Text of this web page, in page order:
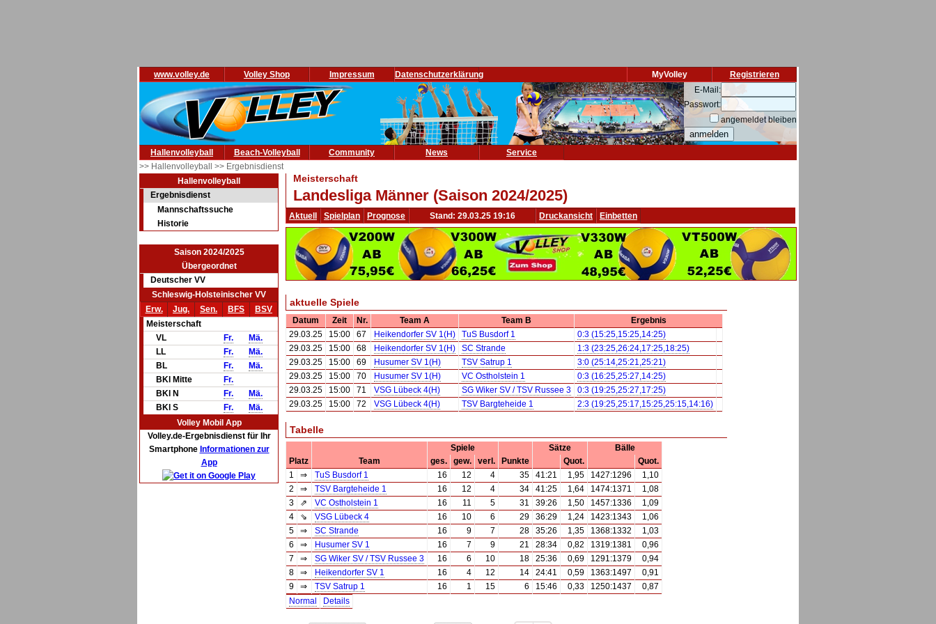
www.volley.de Volley Shop Impressum Datenschutzerklärung Registrieren
MyVolley
E-Mail:
Passwort:
angemeldet bleiben
Hallenvolleyball Beach-Volleyball Community News
Service
>> Hallenvolleyball >> Ergebnisdienst
Hallenvolleyball
Ergebnisdienst
Mannschaftssuche
Historie
Saison 2024/2025
Übergeordnet
Deutscher VV
Schleswig-Holsteinischer VV
Erw.
Jug. Sen. BFS
BSV
Meisterschaft
VL
Fr.
Mä.
LL
Fr.
Mä.
BL
Fr.
Mä.
BKl Mitte
Fr.
BKl N
Fr.
Mä.
BKl S
Fr.
Mä.
Volley Mobil App
Volley.de-Ergebnisdienst für Ihr
Smartphone Informationen zur
App
Meisterschaft
Landesliga Männer (Saison 2024/2025)
Aktuell Spielplan Prognose Stand: 29.03.25 19:16 Druckansicht Einbetten
aktuelle Spiele
Datum Zeit Nr. Team A Team B
Ergebnis
29.03.25
15:00 67 Heikendorfer SV 1(H) TuS Busdorf 1
0:3 (15:25,15:25,14:25)
29.03.25
15:00 68 Heikendorfer SV 1(H) SC Strande
1:3 (23:25,26:24,17:25,18:25)
29.03.25
15:00 69 Husumer SV 1(H) TSV Satrup 1
3:0 (25:14,25:21,25:21)
29.03.25
15:00 70 Husumer SV 1(H) VC Ostholstein 1
0:3 (16:25,25:27,14:25)
29.03.25
15:00 71 VSG Lübeck 4(H) SG Wiker SV / TSV Russee 3
0:3 (19:25,25:27,17:25)
29.03.25
15:00 72 VSG Lübeck 4(H) TSV Bargteheide 1 2:3 (19:25,25:17,15:25,25:15,14:16)
Tabelle
Spiele Sätze
Bälle
Platz
Team ges. gew. verl. Punkte Quot.
Quot.
1
⇒ TuS Busdorf 1 16 12 4 35 41:21 1,95 1427:1296
1,10
2
⇒ TSV Bargteheide 1 16 12 4 34 41:25 1,64 1474:1371
1,08
3
⇗ VC Ostholstein 1 16 11 5 31 39:26 1,50 1457:1336
1,09
4
⇘ VSG Lübeck 4 16 10 6 29 36:29 1,24 1423:1343
1,06
5
⇒ SC Strande 16 9 7 28 35:26 1,35 1368:1332
1,03
6
⇒ Husumer SV 1 16 7 9 21 28:34 0,82 1319:1381
0,96
7
⇒ SG Wiker SV / TSV Russee 3 16 6 10 18 25:36 0,69 1291:1379
0,94
8
⇒ Heikendorfer SV 1 16 4 12 14 24:41 0,59 1363:1497
0,91
9
⇒ TSV Satrup 1 16 1 15 6 15:46 0,33 1250:1437
0,87
Normal
Details